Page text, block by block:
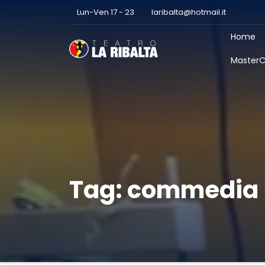
Lun-Ven 17 - 23 laribalta@hotmail.it
Home
Tag:commedia